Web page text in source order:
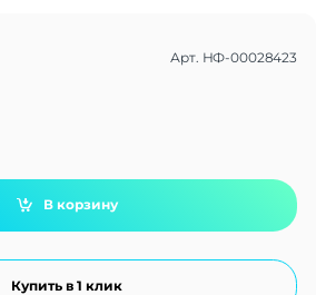
Арт. НФ-00028423
В корзину
Купить в 1 клик